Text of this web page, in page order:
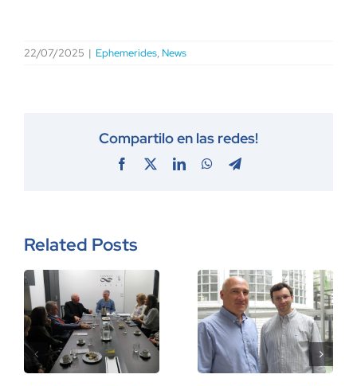
22/07/2025 | Ephemerides, News
Compartilo en las redes!
Facebook LinkedInWhatsAppTelegram
Related Posts